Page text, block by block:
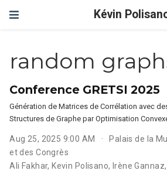
Kévin
random
Conference GRETSI 2025
Génération de Matrices de Corrélation avec
Structures de Graphe par Optimisation
Aug 25, 2025 9:00 AM
Palais de la
et des Congrès
Ali Fakhar, Kevin Polisano, Irène Gannaz,